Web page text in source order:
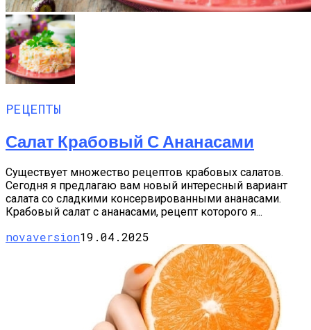
РЕЦЕПТЫ
Салат Крабовый С Ананасами
Существует множество рецептов крабовых салатов.
Сегодня я предлагаю вам новый интересный вариант
салата со сладкими консервированными ананасами.
Крабовый салат с ананасами, рецепт которого я...
novaversion19.04.2025